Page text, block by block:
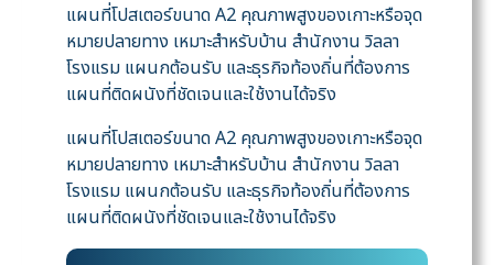
แผนที่โปสเตอร์ขนาด A2 คุณภาพสูงของเกาะหรือจุด
หมายปลายทาง เหมาะสำหรับบ้าน สำนักงาน วิลลา
โรงแรม แผนกต้อนรับ และธุรกิจท้องถิ่นที่ต้องการ
แผนที่ติดผนังที่ชัดเจนและใช้งานได้จริง
แผนที่โปสเตอร์ขนาด A2 คุณภาพสูงของเกาะหรือจุด
หมายปลายทาง เหมาะสำหรับบ้าน สำนักงาน วิลลา
โรงแรม แผนกต้อนรับ และธุรกิจท้องถิ่นที่ต้องการ
แผนที่ติดผนังที่ชัดเจนและใช้งานได้จริง